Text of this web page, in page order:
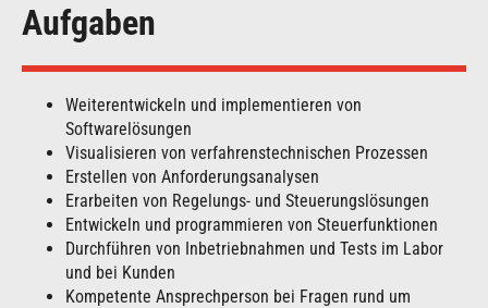
Aufgaben
Weiterentwickeln und implementieren von
Softwarelösungen
Visualisieren von verfahrenstechnischen Prozessen
Erstellen von Anforderungsanalysen
Erarbeiten von Regelungs- und Steuerungslösungen
Entwickeln und programmieren von Steuerfunktionen
Durchführen von Inbetriebnahmen und Tests im Labor
und bei Kunden
Kompetente Ansprechperson bei Fragen rund um